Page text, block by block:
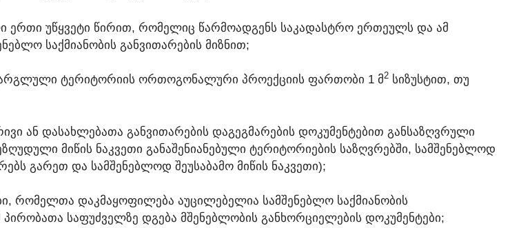
ᲔᲠᲗᲘ ᲣᲬᲧᲕᲔᲢᲘ ᲬᲘᲠᲘᲗ, ᲠᲝᲛᲔᲚᲘᲪ ᲬᲐᲠᲛᲝᲐᲓᲒᲔᲜᲡ ᲡᲐᲙᲐᲓᲐᲡᲢᲠᲝ ᲔᲠᲗᲔᲣᲚᲡ ᲓᲐ ᲐᲛ
ᲡᲐᲥᲛᲘᲐᲜᲝᲑᲘᲡ ᲒᲐᲜᲕᲘᲗᲐᲠᲔᲑᲘᲡ ᲛᲘᲖᲜᲘᲗ;
ᲢᲔᲠᲘᲢᲝᲠᲘᲘᲡ ᲝᲠᲗᲝᲒᲝᲜᲐᲚᲣᲠᲘ ᲞᲠᲝᲔᲥᲪᲘᲘᲡ ᲤᲐᲠᲗᲝᲑᲘ 1 Მ​2 ᲡᲘᲖᲣᲡᲢᲘᲗ, ᲗᲣ
ᲐᲜ ᲓᲐᲡᲐᲮᲚᲔᲑᲐᲗᲐ ᲒᲐᲜᲕᲘᲗᲐᲠᲔᲑᲘᲡ ᲓᲐᲒᲔᲒᲛᲐᲠᲔᲑᲘᲡ ᲓᲝᲙᲣᲛᲔᲜᲢᲔᲑᲘᲗ ᲒᲐᲜᲡᲐᲖᲦᲕᲠᲣᲚᲘ
ᲛᲘᲬᲘᲡ ᲜᲐᲙᲕᲔᲗᲘ ᲒᲐᲜᲐᲨᲔᲜᲘᲐᲜᲔᲑᲣᲚᲘ ᲢᲔᲠᲘᲢᲝᲠᲘᲔᲑᲘᲡ ᲡᲐᲖᲦᲕᲠᲔᲑᲨᲘ, ᲡᲐᲛᲨᲔᲜᲔᲑᲚᲝᲓ
ᲒᲐᲠᲔᲗ ᲓᲐ ᲡᲐᲛᲨᲔᲜᲔᲑᲚᲝᲓ ᲨᲔᲣᲡᲐᲑᲐᲛᲝ ᲛᲘᲬᲘᲡ ᲜᲐᲙᲕᲔᲗᲘ);
ᲠᲝᲛᲔᲚᲗᲐ ᲓᲐᲙᲛᲐᲧᲝᲤᲘᲚᲔᲑᲐ ᲐᲣᲪᲘᲚᲔᲑᲔᲚᲘᲐ ᲡᲐᲛᲨᲔᲜᲔᲑᲚᲝ ᲡᲐᲥᲛᲘᲐᲜᲝᲑᲘᲡ
ᲡᲐᲤᲣᲫᲕᲔᲚᲖᲔ ᲓᲒᲔᲑᲐ ᲛᲨᲔᲜᲔᲑᲚᲝᲑᲘᲡ ᲒᲐᲜᲮᲝᲠᲪᲘᲔᲚᲔᲑᲘᲡ ᲓᲝᲙᲣᲛᲔᲜᲢᲔᲑᲘ;